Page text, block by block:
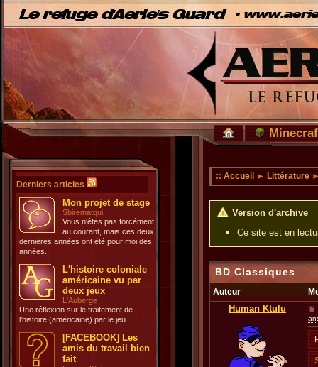
Derniers articles
Mon projet de stage
Sbirematqui
Vous n'êtes pas forcément
au courant, mais ces deux
dernières années ont été pour moi des
années...
L'histoire coloniale
américaine vu par
deux jeux
L'Auberge
Une réflexion sur le traitement de
l'histoire (américaine) par le jeu.
[FACEBOOK] Les
amis du travail bien
fait
:: Accueil ► Littérature
Version d'archive
Ce site est en
BD Classiques
Auteur
Human Ktulu